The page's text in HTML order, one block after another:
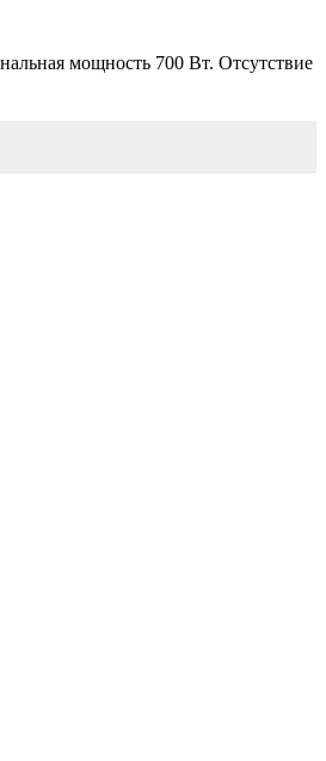
мощность 700 Вт. Отсутствие